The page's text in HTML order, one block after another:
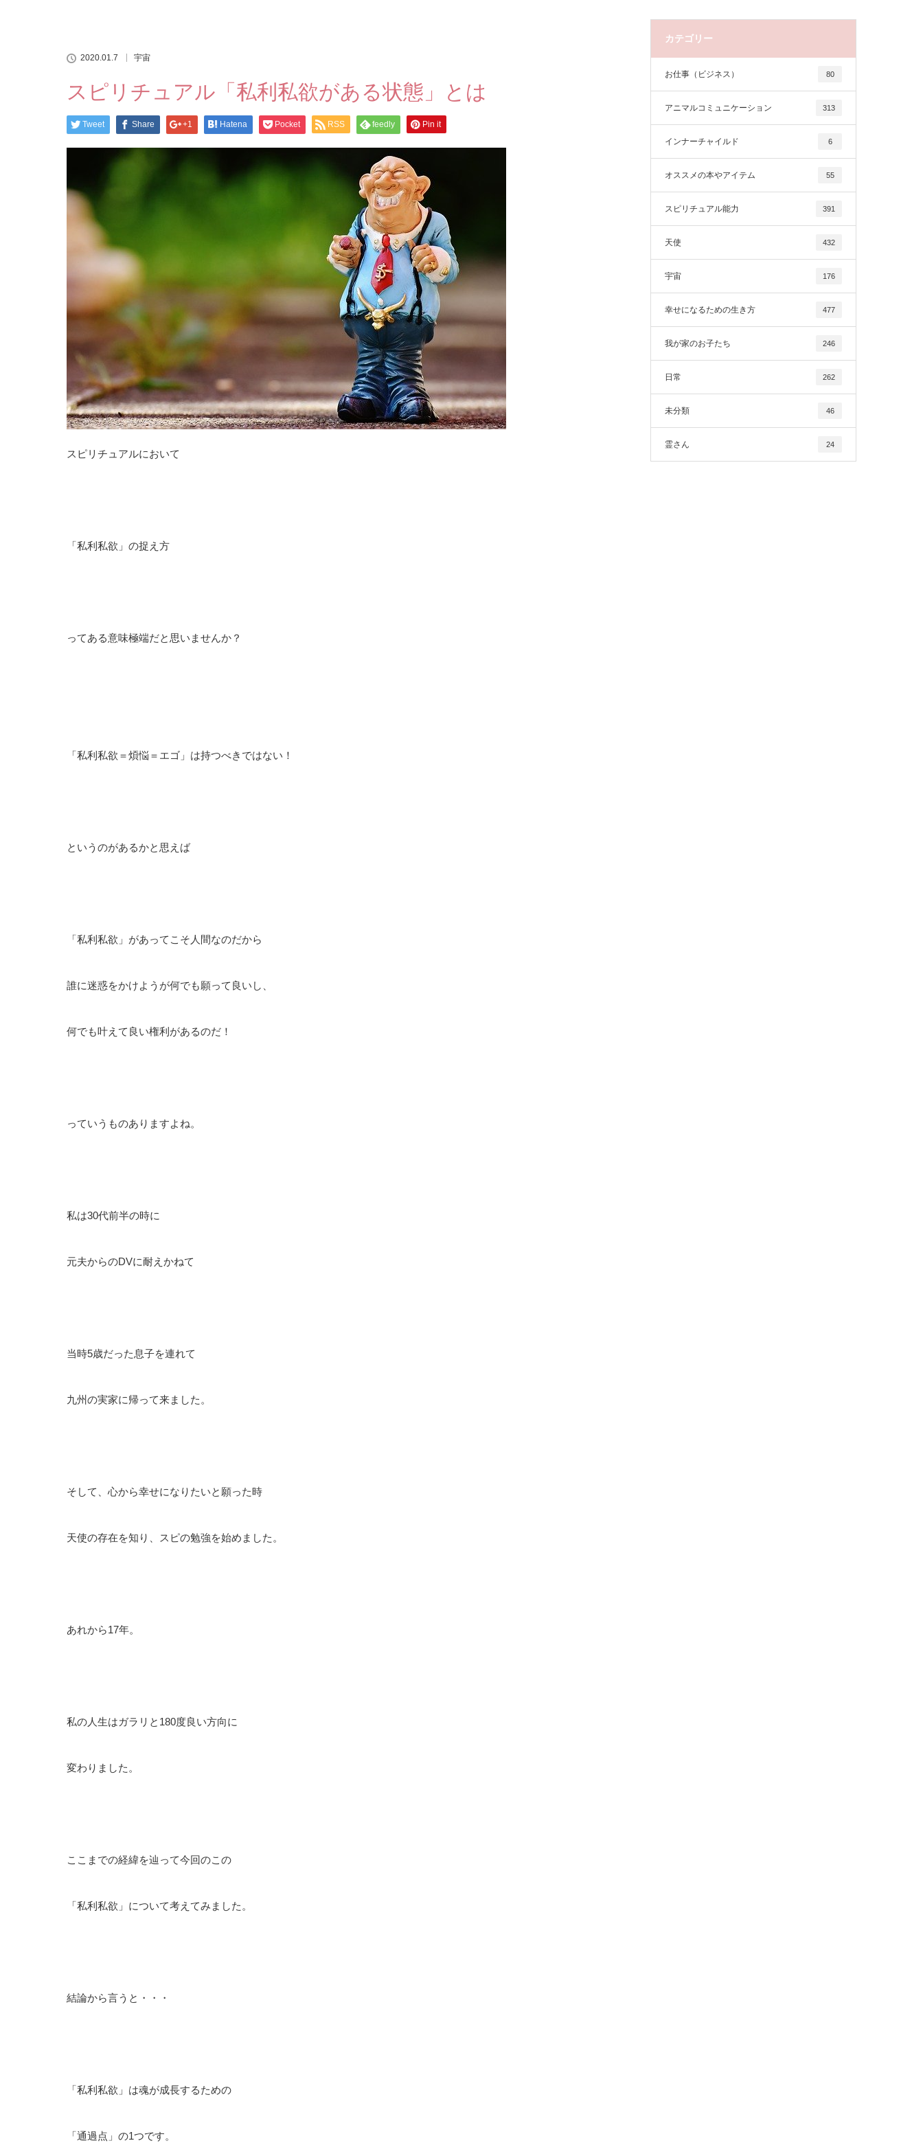
2020.01.7 宇宙
スピリチュアル「私利私欲がある状態」とは
Tweet Share +1 Hatena Pocket RSS feedly Pin it
スピリチュアルにおいて
「私利私欲」の捉え方
ってある意味極端だと思いませんか？
「私利私欲＝煩悩＝エゴ」は持つべきではない！
というのがあるかと思えば
「私利私欲」があってこそ人間なのだから
誰に迷惑をかけようが何でも願って良いし、
何でも叶えて良い権利があるのだ！
っていうものありますよね。
私は30代前半の時に
元夫からのDVに耐えかねて
当時5歳だった息子を連れて
九州の実家に帰って来ました。
そして、心から幸せになりたいと願った時
天使の存在を知り、スピの勉強を始めました。
あれから17年。
私の人生はガラリと180度良い方向に
変わりました。
ここまでの経緯を辿って今回のこの
「私利私欲」について考えてみました。
結論から言うと・・・
「私利私欲」は魂が成長するための
「通過点」の1つです。
カテゴリー
お仕事（ビジネス） 80
アニマルコミュニケーション 313
インナーチャイルド 6
オススメの本やアイテム 55
スピリチュアル能力 391
天使 432
宇宙 176
幸せになるための生き方 477
我が家のお子たち 246
日常 262
未分類 46
霊さん 24